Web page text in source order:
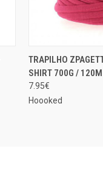
EXIBIÇÃO RÁPIDA
Comparar
TRAPILHO
SHIRT 700G / 120M
7.95€
Hoooked